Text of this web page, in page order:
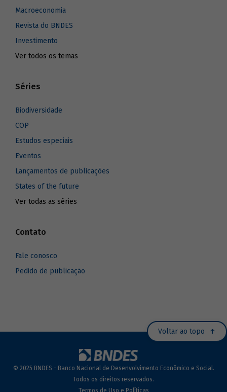
Macroeconomia
Revista do BNDES
Investimento
Ver todos os temas
Séries
Biodiversidade
COP
Estudos especiais
Eventos
Lançamentos de publicações
States of the future
Ver todas as séries
Contato
Fale conosco
Pedido de publicação
Voltar ao topo
© 2025 BNDES - Banco Nacional de Desenvolvimento Econômico e Social.
Todos os direitos reservados.
Termos de Uso e Políticas